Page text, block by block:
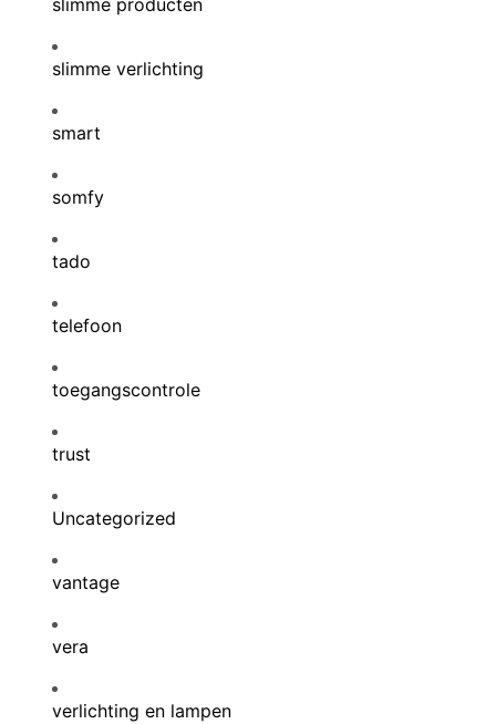
slimme producten
slimme verlichting
smart
somfy
tado
telefoon
toegangscontrole
trust
Uncategorized
vantage
vera
verlichting en lampen